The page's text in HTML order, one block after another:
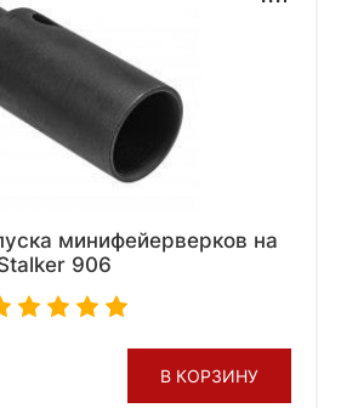
минифейерверков на
906
В КОРЗИНУ